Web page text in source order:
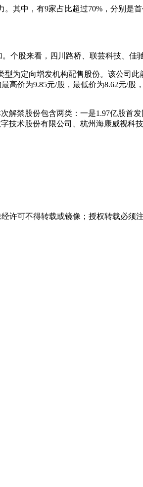
其中，有9家占比超过70%，分别是
个股来看，四川路桥、联芸科技、佳
为定向增发机构配售股份。该公司
高价为9.85元/股，最低价为8.62元/
解禁股份包含两类：一是1.97亿股首
技术股份有限公司、杭州海康威视科
许可不得转载或镜像；授权转载必须注